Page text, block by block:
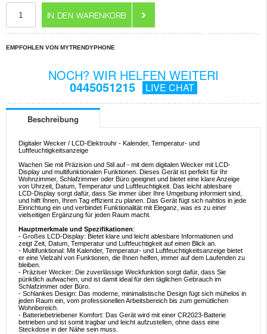
EMPFOHLEN VON MYTRENDYPHONE
NOCH? WIR HELFEN WEITERI
0445051215 LIVE CHAT
Beschreibung
Digitaler Wecker / LCD-Elektrouhr - Kalender, Temperatur- und
Luftfeuchtigkeitsanzeige
Wachen Sie mit Präzision und Stil auf - mit dem digitalen Wecker mit LCD-
Display und multifunktionalen Funktionen. Dieses Gerät ist perfekt für Ihr
Wohnzimmer, Schlafzimmer oder Büro geeignet und bietet eine klare Anzeige
von Uhrzeit, Datum, Temperatur und Luftfeuchtigkeit. Das leicht ablesbare
LCD-Display sorgt dafür, dass Sie immer über Ihre Umgebung informiert sind,
und hilft Ihnen, Ihren Tag effizient zu planen. Das Gerät fügt sich nahtlos in jede
Einrichtung ein und verbindet Funktionalität mit Eleganz, was es zu einer
vielseitigen Ergänzung für jeden Raum macht.
Hauptmerkmale und Spezifikationen:
- Großes LCD-Display: Bietet klare und leicht ablesbare Informationen und
zeigt Zeit, Datum, Temperatur und Luftfeuchtigkeit auf einen Blick an.
- Multifunktional: Mit Kalender, Temperatur- und Luftfeuchtigkeitsanzeige bietet
er eine Vielzahl von Funktionen, die Ihnen helfen, immer auf dem Laufenden zu
bleiben.
- Präziser Wecker: Die zuverlässige Weckfunktion sorgt dafür, dass Sie
pünktlich aufwachen, und ist damit ideal für den täglichen Gebrauch im
Schlafzimmer oder Büro.
- Schlankes Design: Das moderne, minimalistische Design fügt sich mühelos in
jeden Raum ein, vom professionellen Arbeitsbereich bis zum gemütlichen
Wohnbereich.
- Batteriebetriebener Komfort: Das Gerät wird mit einer CR2023-Batterie
betrieben und ist somit tragbar und leicht aufzustellen, ohne dass eine
Steckdose in der Nähe sein muss.